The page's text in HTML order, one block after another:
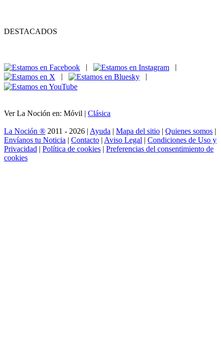
DESTACADOS
|
|
|
|
Ver La Noción en: Móvil | Clásica
La Noción ® 2011 - 2026 | Ayuda | Mapa del sitio | Quienes somos |
Envíanos tu Noticia | Contacto | Aviso Legal | Condiciones de Uso y
Privacidad | Política de cookies | Preferencias del consentimiento de
cookies